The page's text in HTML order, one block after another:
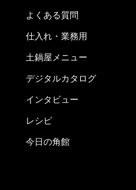
よくある質問
仕入れ・業務用
土鍋屋メニュー
デジタルカタログ
インタビュー
レシピ
今日の角館